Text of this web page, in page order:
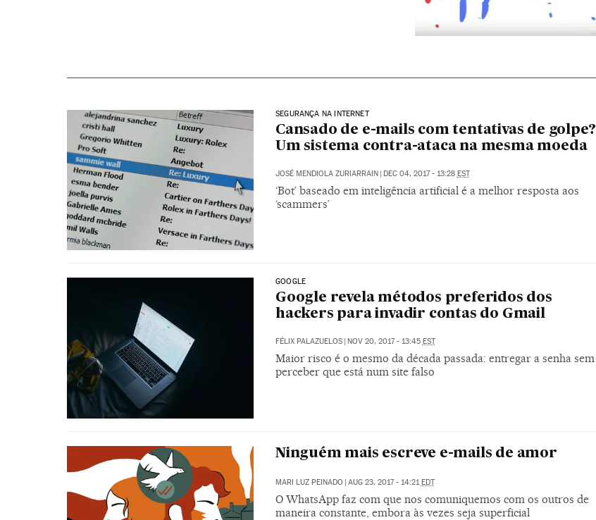
SEGURANÇA NA INTERNET
Cansado de e-mails com tentativas de golpe?
Um sistema contra-ataca na mesma moeda
JOSÉ MENDIOLA ZURIARRAIN | DEC 04, 2017 - 13:28 EST
‘Bot’ baseado em inteligência artificial é a melhor resposta aos
‘scammers’
GOOGLE
Google revela métodos preferidos dos
hackers para invadir contas do Gmail
FÉLIX PALAZUELOS NOV 20, 2017 - 13:45 EST
Maior risco é o mesmo da década passada: entregar a senha sem
perceber que está num site falso
Ninguém mais escreve e-mails de amor
MARI LUZ PEINADO | AUG 23, 2017 - 14:21 EDT
O WhatsApp faz com que nos comuniquemos com os outros de
maneira constante, embora às vezes seja superficial